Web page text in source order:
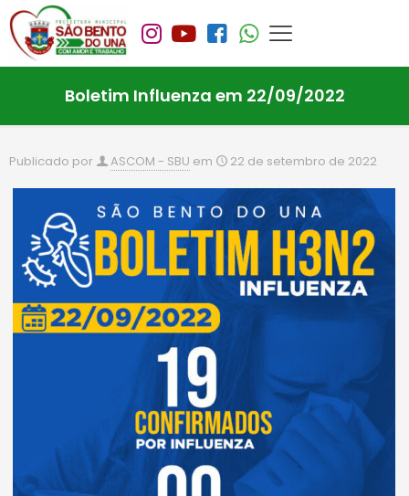
Boletim Influenza em 22/09/2022
Publicado por ASCOM - SBU em 22 de setembro de 2022